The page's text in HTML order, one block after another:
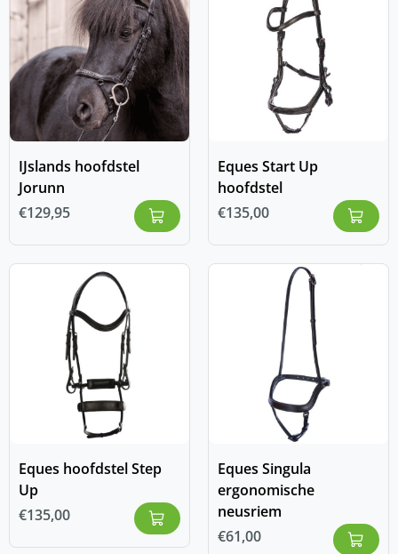
IJslands hoofdstel
Jorunn
€129,95
Eques Start Up
hoofdstel
€135,00
Eques hoofdstel Step
Up
€135,00
Eques Singula
ergonomische
neusriem
€61,00